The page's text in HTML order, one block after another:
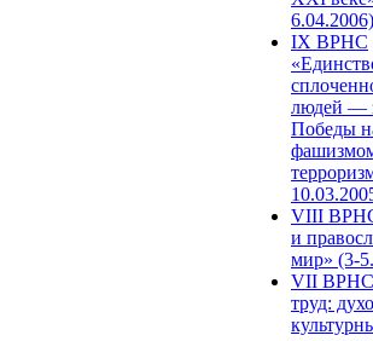
6.04.2006)
IX ВРНС
людей —
Победы
VIII
и
мир» (3-
VII ВРНС
труд: